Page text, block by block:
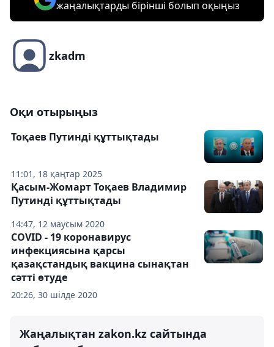
жаңалықтарды бірінші болып оқыңыз
zkadm
Оқи отырыңыз
11:01, 18 қаңтар 2025
Тоқаев Путинді құттықтады
14:47, 12 маусым 2020
Қасым-Жомарт Тоқаев Владимир
Путинді құттықтады
20:26, 30 шілде 2020
COVID - 19 коронавирус
инфекциясына қарсы
қазақстандық вакцина сынақтан
сәтті өтуде
Жаңалықтан zakon.kz сайтында